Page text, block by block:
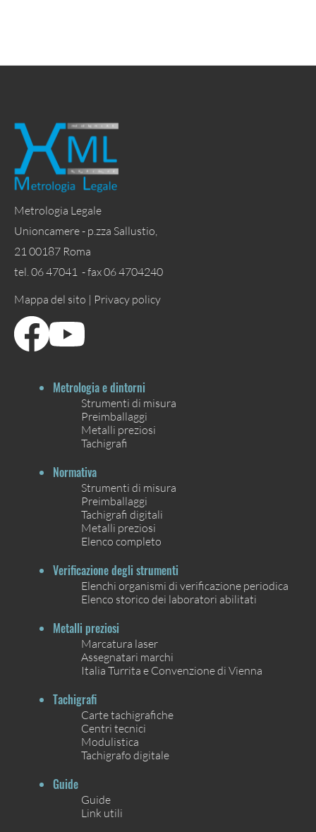
Metrologia Legale
Unioncamere - p.zza Sallustio,
21 00187 Roma
tel. 06 47041 - fax 06 4704240
Mappa del sito | Privacy policy
Metrologia e dintorni
Strumenti di misura
Preimballaggi
Metalli preziosi
Tachigrafi
Normativa
Strumenti di misura
Preimballaggi
Tachigrafi digitali
Metalli preziosi
Elenco completo
Verificazione degli strumenti
Elenchi organismi di verificazione periodica
Elenco storico dei laboratori abilitati
Metalli preziosi
Marcatura laser
Assegnatari marchi
Italia Turrita e Convenzione di Vienna
Tachigrafi
Carte tachigrafiche
Centri tecnici
Modulistica
Tachigrafo digitale
Guide
Guide
Link utili